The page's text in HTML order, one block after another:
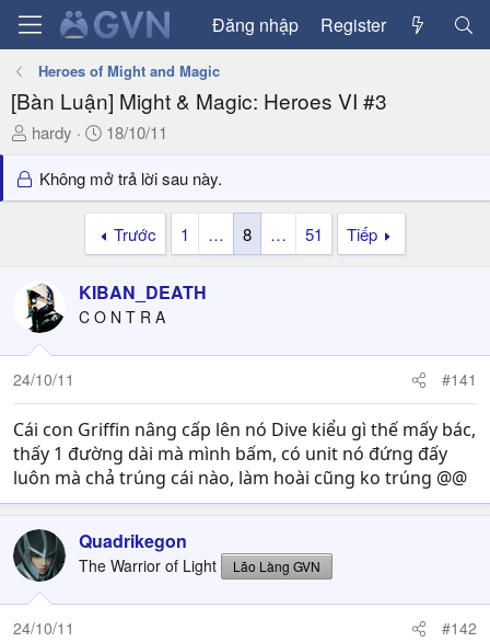
Đăng nhập Register
Heroes of Might and Magic
[Bàn Luận] Might & Magic: Heroes VI #3
T
r
e
t
a
r
e
r
hardy
N
à
y
ử
18/10/11
Không mở trả lời sau này.
Trước 1 … 8 … 51 Tiếp
KIBAN_DEATH
C O N T R A
24/10/11 #141
Cái con Griffin nâng cấp lên nó Dive kiểu gì thế mấy bác,
thấy 1 đường dài mà mình bấm, có unit nó đứng đấy
luôn mà chả trúng cái nào, làm hoài cũng ko trúng @@
Quadrikegon
The Warrior of Light Lão Làng GVN
24/10/11 #142